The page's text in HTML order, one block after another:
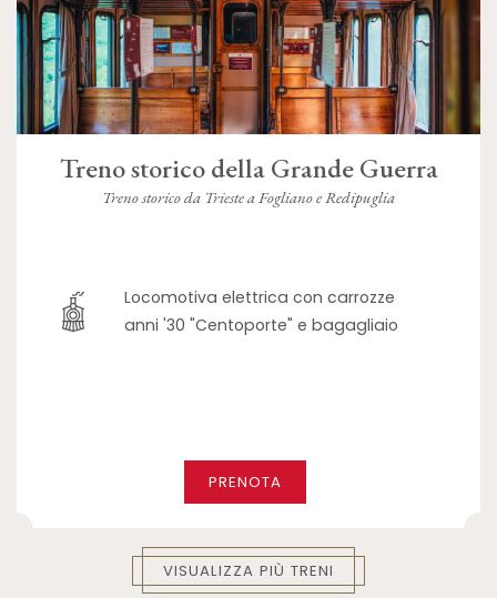
Treno storico della Grande Guerra
Treno storico da Trieste a Fogliano e Redipuglia
Locomotiva elettrica con carrozze
anni '30 "Centoporte" e bagagliaio
PRENOTA
VISUALIZZA PIÙ TRENI